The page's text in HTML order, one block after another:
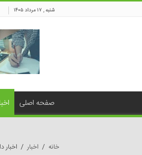
شنبه , ۱۷ مرداد ۱۴۰۵
صفحه اصلی
خانه / اخبار / اخبار